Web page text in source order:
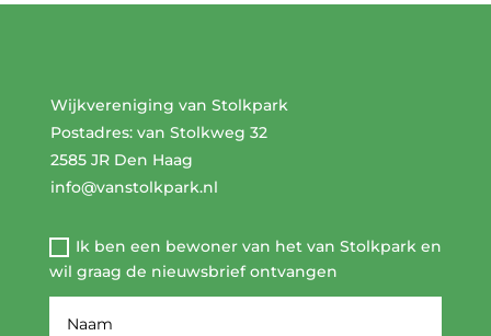
Wijkvereniging van Stolkpark
Postadres: van Stolkweg 32
2585 JR Den Haag
info@vanstolkpark.nl
Ik ben een bewoner van het van Stolkpark en
wil graag de nieuwsbrief ontvangen